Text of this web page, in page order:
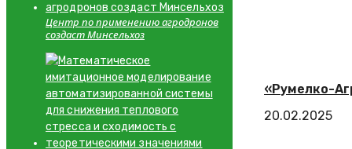
«Румелко-
20.02.2025
Центр по применению агродронов
создаст Минсельхоз